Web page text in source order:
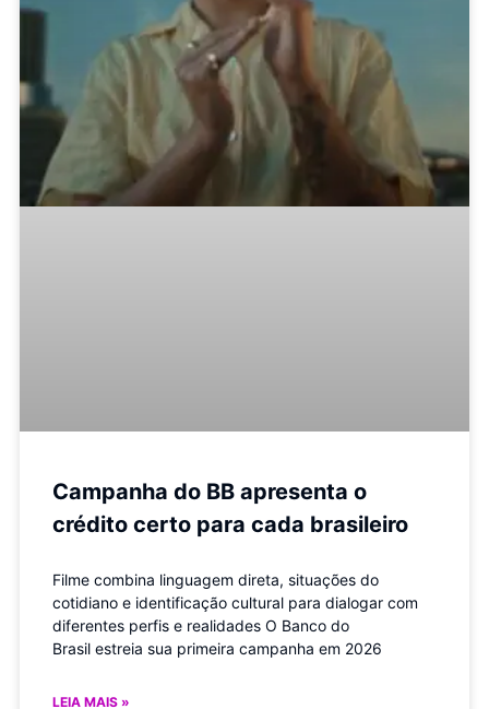
Campanha do BB apresenta o
crédito certo para cada brasileiro
Filme combina linguagem direta, situações do
cotidiano e identificação cultural para dialogar com
diferentes perfis e realidades O Banco do
Brasil estreia sua primeira campanha em 2026
LEIA MAIS »